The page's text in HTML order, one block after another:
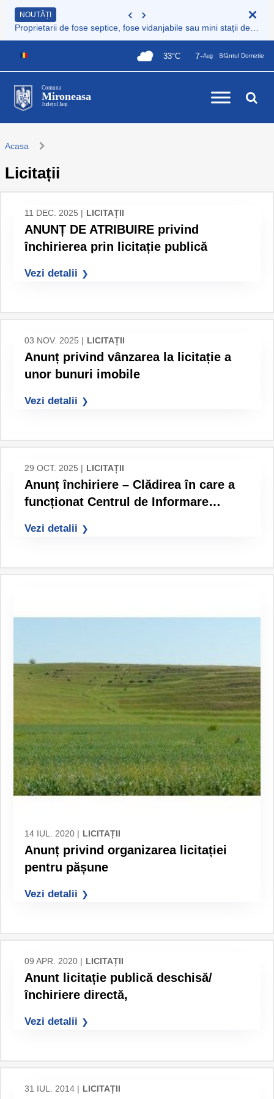
NOUTĂȚI
33°C 7-Aug Sfântul Dometie
Comuna
Mironeasa
Județul Iași
Acasa
Licitații
11 DEC. 2025 | LICITAȚII
ANUNȚ DE ATRIBUIRE privind
închirierea prin licitație publică
Vezi detalii
03 NOV. 2025 | LICITAȚII
Anunț privind vânzarea la licitație a
unor bunuri imobile
Vezi detalii
29 OCT. 2025 | LICITAȚII
Anunț închiriere – Clădirea în care a
funcționat Centrul de Informare
Vezi detalii
14 IUL. 2020 | LICITAȚII
Anunț privind organizarea licitației
pentru pășune
Vezi detalii
09 APR. 2020 | LICITAȚII
Anunt licitație publică deschisă/
închiriere directă,
Vezi detalii
31 IUL. 2014 | LICITAȚII